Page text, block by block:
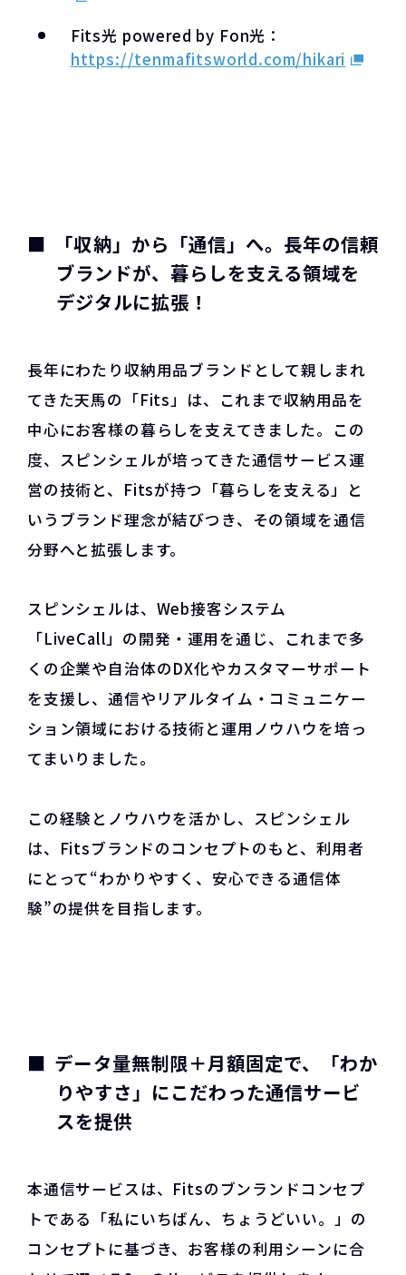
Fits光 powered by Fon光：
https://tenmafitsworld.com/hikari
「収納」から「通信」へ。長年の信頼
ブランドが、暮らしを支える領域を
デジタルに拡張！
長年にわたり収納用品ブランドとして親しまれ
てきた天馬の「Fits」は、これまで収納用品を
中心にお客様の暮らしを支えてきました。この
度、スピンシェルが培ってきた通信サービス運
営の技術と、Fitsが持つ「暮らしを支える」と
いうブランド理念が結びつき、その領域を通信
分野へと拡張します。
スピンシェルは、Web接客システム
「LiveCall」の開発・運用を通じ、これまで多
くの企業や自治体のDX化やカスタマーサポート
を支援し、通信やリアルタイム・コミュニケー
ション領域における技術と運用ノウハウを培っ
てまいりました。
この経験とノウハウを活かし、スピンシェル
は、Fitsブランドのコンセプトのもと、利用者
にとって“わかりやすく、安心できる通信体
験”の提供を目指します。
データ量無制限＋月額固定で、「わか
りやすさ」にこだわった通信サービ
スを提供
本通信サービスは、Fitsのブンランドコンセプ
トである「私にいちばん、ちょうどいい。」の
コンセプトに基づき、お客様の利用シーンに合